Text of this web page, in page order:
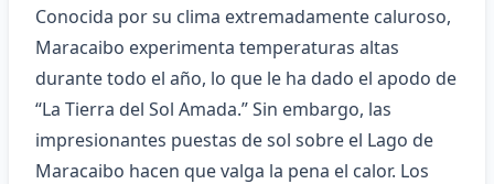
Conocida por su clima extremadamente caluroso,
Maracaibo experimenta temperaturas altas
durante todo el año, lo que le ha dado el apodo de
“La Tierra del Sol Amada.” Sin embargo, las
impresionantes puestas de sol sobre el Lago de
Maracaibo hacen que valga la pena el calor. Los